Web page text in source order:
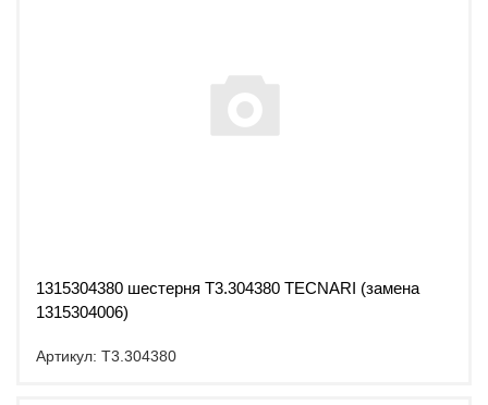
1315304380 шестерня T3.304380 TECNARI (замена
1315304006)
Артикул: T3.304380